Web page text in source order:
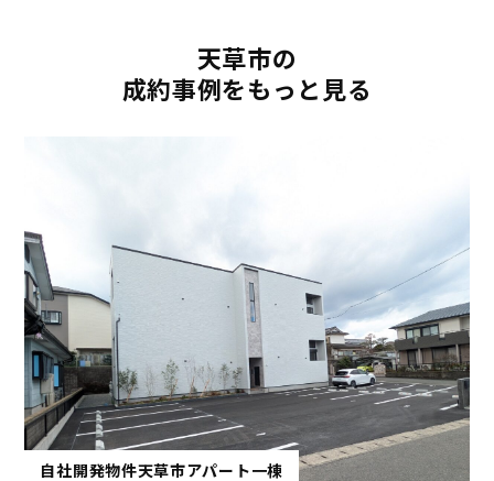
天草市の
成約事例をもっと見る
自社開発物件天草市アパート一棟